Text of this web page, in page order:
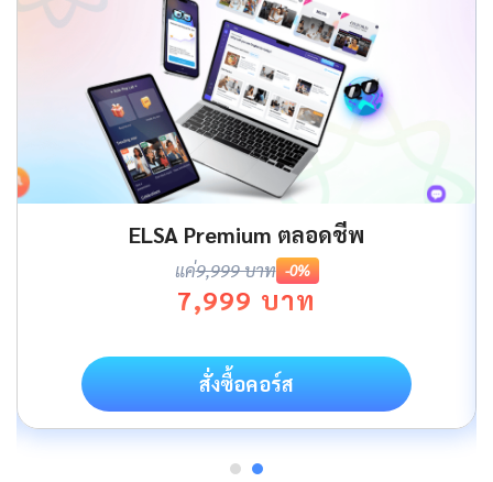
ELSA Premium ตลอดชีพ
แค่9,999 บาท -0%
7,999 บาท
สั่งซื้อคอร์ส